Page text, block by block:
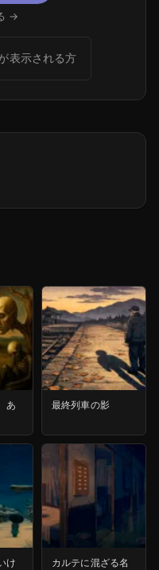
→
表示される方
あ
最終列車の影
け
カルテに混ざる名